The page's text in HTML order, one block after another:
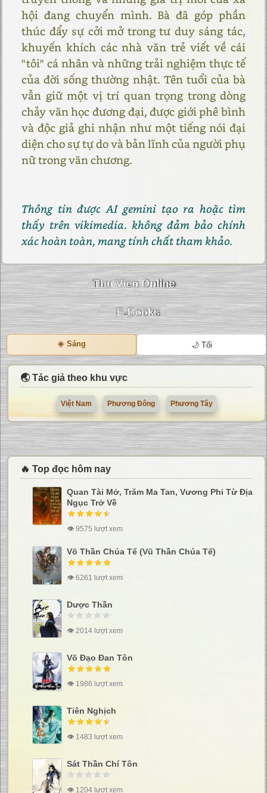
hội đang chuyển mình. Bà đã góp phần
thúc đẩy sự cởi mở trong tư duy sáng tác,
khuyến khích các nhà văn trẻ viết về cái
"tôi" cá nhân và những trải nghiệm thực tế
của đời sống thường nhật. Tên tuổi của bà
vẫn giữ một vị trí quan trọng trong dòng
chảy văn học đương đại, được giới phê bình
và độc giả ghi nhận như một tiếng nói đại
diện cho sự tự do và bản lĩnh của người phụ
nữ trong văn chương.
Thông tin được AI gemini tạo ra hoặc tìm
thấy trên vikimedia. không đảm bảo chính
xác hoàn toàn, mang tính chất tham khảo.
☀️ Sáng 🌙 Tối
🌏 Tác giả theo khu vực
Việt Nam Phương Đông Phương Tây
🔥 Top đọc hôm nay
Quan Tài Mở, Trăm Ma Tan, Vương Phi Từ Địa
Ngục Trở Về
👁 9575 lượt xem
Võ Thần Chúa Tể (Vũ Thần Chúa Tể)
👁 6261 lượt xem
Dược Thần
👁 2014 lượt xem
Võ Đạo Đan Tôn
👁 1986 lượt xem
Tiên Nghịch
👁 1483 lượt xem
Sát Thần Chí Tôn
👁 1204 lượt xem